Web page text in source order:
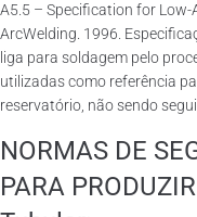
A5.5 – Specification for Low-
ArcWelding. 1996.
liga para soldagem pelo
utilizadas como referência
reservatório, não sendo
NORMAS DE
PARA